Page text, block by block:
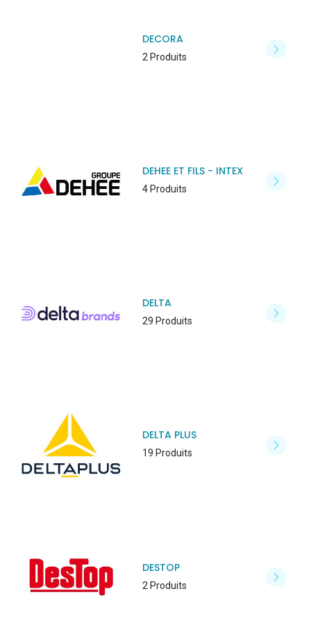
DECORA
2 Produits
DEHEE ET FILS - INTEX
4 Produits
DELTA
29 Produits
DELTA PLUS
19 Produits
DESTOP
2 Produits